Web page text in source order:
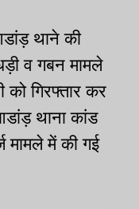
थाने की
व गबन मामले
को गिरफ्तार कर
थाना कांड
मामले में की गई